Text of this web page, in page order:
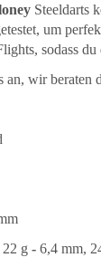
Steeldarts
um
sodass
an, wir beraten
22 g - 6,4 mm,